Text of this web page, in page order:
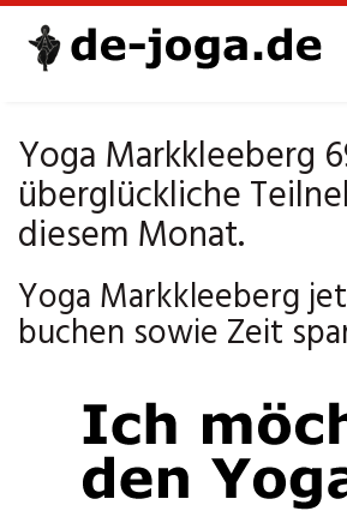
Yoga Markkleeberg
überglückliche
diesem Monat.
Yoga Markkleeberg
buchen sowie Zeit